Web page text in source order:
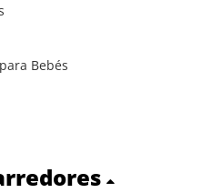
Bebés